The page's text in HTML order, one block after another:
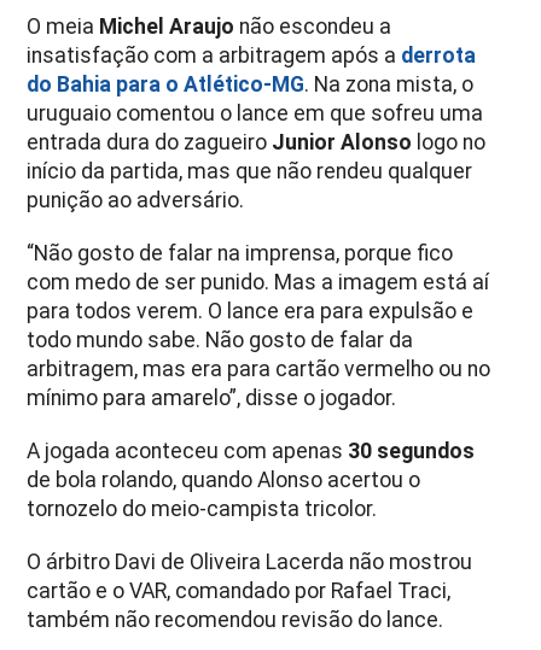
O meia Michel Araujo não escondeu a
insatisfação com a arbitragem após a derrota
do Bahia para o Atlético-MG. Na zona mista, o
uruguaio comentou o lance em que sofreu uma
entrada dura do zagueiro Junior Alonso logo no
início da partida, mas que não rendeu qualquer
punição ao adversário.
“Não gosto de falar na imprensa, porque fico
com medo de ser punido. Mas a imagem está aí
para todos verem. O lance era para expulsão e
todo mundo sabe. Não gosto de falar da
arbitragem, mas era para cartão vermelho ou no
mínimo para amarelo”, disse o jogador.
A jogada aconteceu com apenas 30 segundos
de bola rolando, quando Alonso acertou o
tornozelo do meio-campista tricolor.
O árbitro Davi de Oliveira Lacerda não mostrou
cartão e o VAR, comandado por Rafael Traci,
também não recomendou revisão do lance.